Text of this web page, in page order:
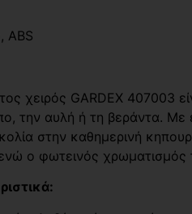
ABS
χειρός GARDEX 407003
την αυλή ή τη βεράντα. Με
στην καθημερινή
ο φωτεινός